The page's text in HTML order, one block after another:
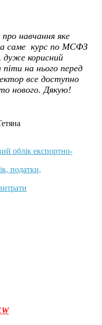
навчання яке
саме курс по МСФЗ
дуже корисний
на нього перед
все доступно
нового. Дякую!